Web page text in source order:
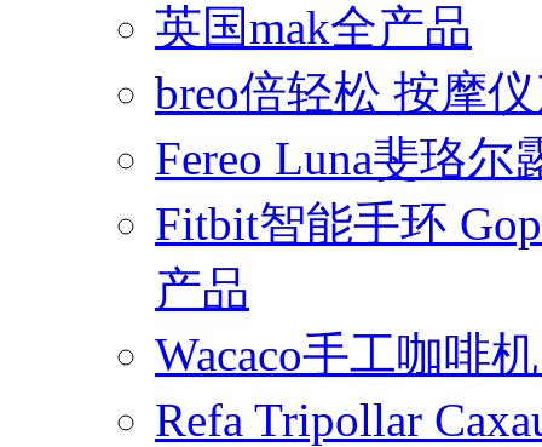
英国mak全产品
breo倍轻松 按摩
Fereo Luna斐珞
Fitbit智能手环
产品
Wacaco手工咖啡
Refa Tripollar